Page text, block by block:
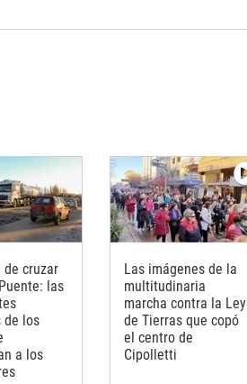
de cruzar
las
de los
a los
Las imágenes de la
multitudinaria
marcha contra la Ley
de Tierras que copó
el centro de
Cipolletti